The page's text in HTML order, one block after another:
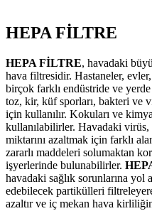
HEPA FİLTRE
HEPA FİLTRE, havadaki
hava filtresidir. Hastaneler,
birçok farklı endüstride ve
toz, kir, küf sporları, bakteri ve
için kullanılır. Kokuları ve
kullanılabilirler. Havadaki
miktarını azaltmak için farklı
zararlı maddeleri solumaktan
işyerlerinde bulunabilirler.
havadaki sağlık sorunlarına yol
edebilecek partikülleri
azaltır ve iç mekan hava